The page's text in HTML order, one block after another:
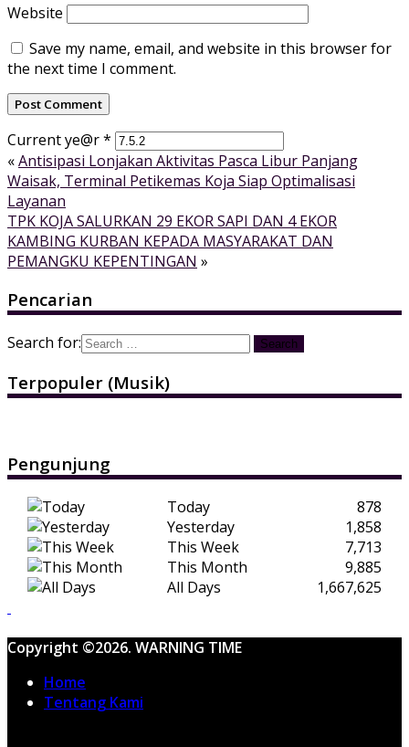
Website
Save my name, email, and website in this browser for
the next time I comment.
Current ye@r*
«Antisipasi Lonjakan Aktivitas Pasca Libur Panjang
Waisak, Terminal Petikemas Koja Siap Optimalisasi
Layanan
TPK KOJA SALURKAN 29 EKOR SAPI DAN 4 EKOR
KAMBING KURBAN KEPADA MASYARAKAT DAN
PEMANGKU KEPENTINGAN »
Pencarian
Search for:
Terpopuler (Musik)
Pengunjung
Today
878
Yesterday
1,858
This Week
7,713
This Month
9,885
All Days
1,667,625
Copyright ©2026. WARNING TIME
Home
Tentang Kami